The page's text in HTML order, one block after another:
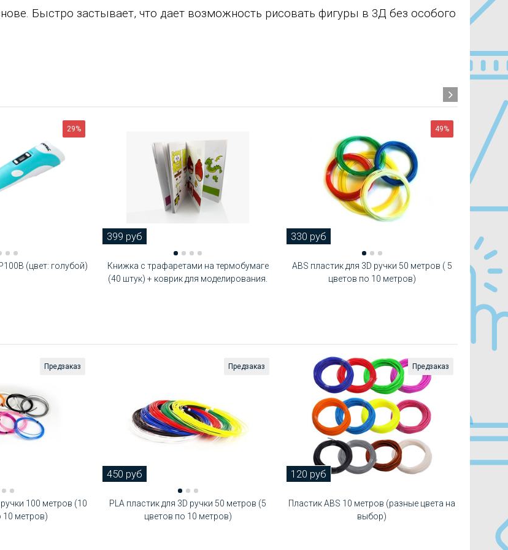
Быстро застывает, что дает возможность рисовать фигуры в 3Д без особого
29%
(цвет: голубой)
399 руб
Книжка с трафаретами на термобумаге
(40 штук) + коврик для моделирования.
49%
330 руб
ABS пластик для 3D ручки 50 метров ( 5
цветов по 10 метров)
490
ABS
Предзаказ
100 метров (10
10 метров)
Предзаказ
450 руб
PLA пластик для 3D ручки 50 метров (5
цветов по 10 метров)
Предзаказ
120 руб
Пластик ABS 10 метров (разные цвета на
выбор)